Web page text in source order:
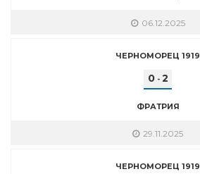
06.12.2025
ЧЕРНОМОРЕЦ 1919
0- 2
ФРАТРИЯ
29.11.2025
ЧЕРНОМОРЕЦ 1919